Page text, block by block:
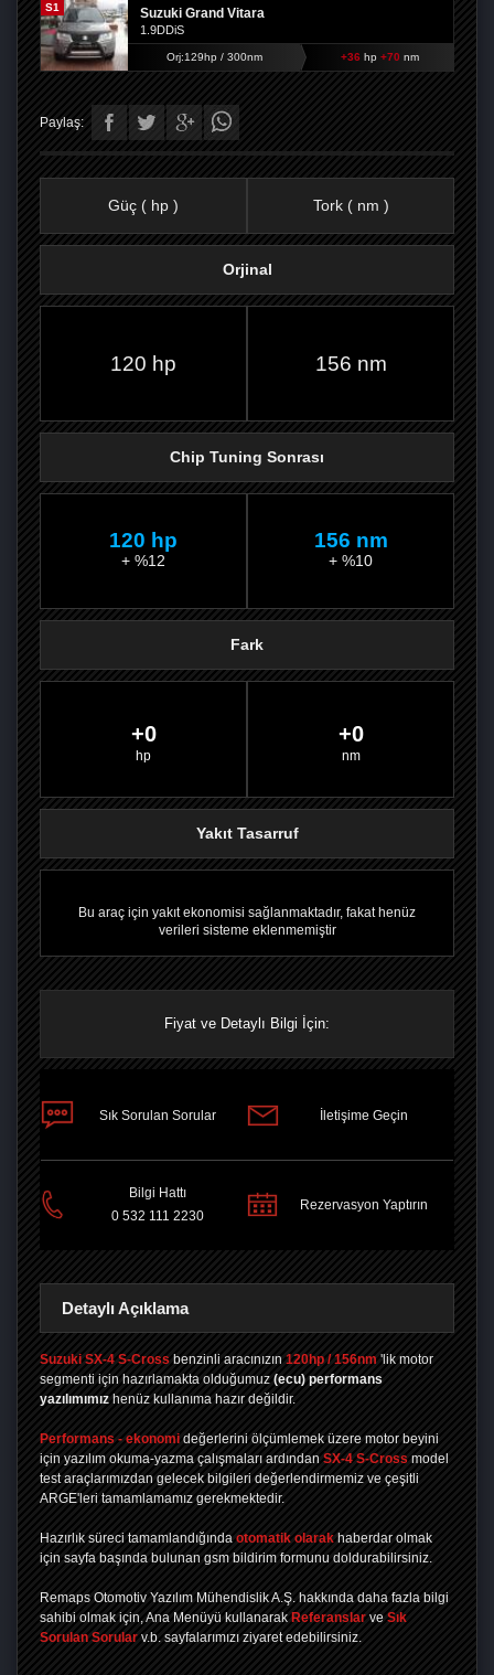
S1 Suzuki Grand Vitara
1.9DDiS
Orj:129hp / 300nm +36 hp +70 nm
Paylaş:
PAYLAŞPAYLAŞ
PAYLAŞ
Güç ( hp ) Tork ( nm )
Orjinal
120 hp 156 nm
Chip Tuning Sonrası
120 hp
+ %12
156 nm
+ %10
Fark
0 0
Yakıt Tasarruf
Bu araç için yakıt ekonomisi sağlanmaktadır, fakat henüz
verileri sisteme eklenmemiştir
Fiyat ve Detaylı Bilgi İçin:
Sık Sorulan Sorular İletişime Geçin
Bilgi Hattı
0 532 111 2230
Rezervasyon Yaptırın
Detaylı Açıklama
Suzuki SX-4 S-Cross benzinli aracınızın 120hp / 156nm 'lik motor
segmenti için hazırlamakta olduğumuz (ecu) performans
yazılımımız henüz kullanıma hazır değildir.
Performans - ekonomi değerlerini ölçümlemek üzere motor beyini
için yazılım okuma-yazma çalışmaları ardından SX-4 S-Cross model
test araçlarımızdan gelecek bilgileri değerlendirmemiz ve çeşitli
ARGE'leri tamamlamamız gerekmektedir.
Hazırlık süreci tamamlandığında otomatik olarak haberdar olmak
için sayfa başında bulunan gsm bildirim formunu doldurabilirsiniz.
Remaps Otomotiv Yazılım Mühendislik A.Ş. hakkında daha fazla bilgi
sahibi olmak için, Ana Menüyü kullanarak Referanslar ve Sık
Sorulan Sorular v.b. sayfalarımızı ziyaret edebilirsiniz.